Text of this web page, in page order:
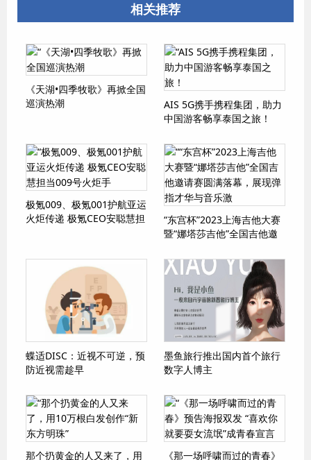
相关推荐
《天湖•四季牧歌》再掀全国
巡演热潮
AIS 5G携手携程集团，助力
中国游客畅享泰国之旅！
极氪009、极氪001护航亚运
火炬传递 极氪CEO安聪慧担
“东宫杯”2023上海吉他大赛
暨“娜塔莎吉他”全国吉他邀
华与音乐激
蝶适DISC：近视不可逆，预
防近视需趁早
墨鱼旅行推出国内首个旅行
数字人博主
那个扔黄金的人又来了，用 《那一场呼啸而过的青春》